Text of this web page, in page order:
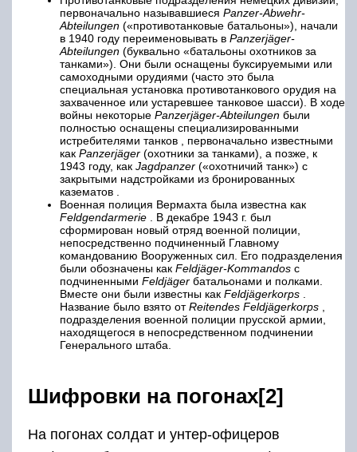
первоначально называвшиеся Panzer-Abwehr-
Abteilungen («противотанковые батальоны»), начали
в 1940 году переименовывать в Panzerjäger-
Abteilungen (буквально «батальоны охотников за
танками»). Они были оснащены буксируемыми или
самоходными орудиями (часто это была
специальная установка противотанкового орудия на
захваченное или устаревшее танковое шасси). В ходе
войны некоторые Panzerjäger-Abteilungen были
полностью оснащены специализированными
истребителями танков , первоначально известными
как Panzerjäger (охотники за танками), а позже, к
1943 году, как Jagdpanzer («охотничий танк») с
закрытыми надстройками из бронированных
казематов .
Военная полиция Вермахта была известна как
Feldgendarmerie . В декабре 1943 г. был
сформирован новый отряд военной полиции,
непосредственно подчиненный Главному
командованию Вооруженных сил. Его подразделения
были обозначены как Feldjäger-Kommandos с
подчиненными Feldjäger батальонами и полками.
Вместе они были известны как Feldjägerkorps
Название было взято отReitendes Feldjägerkorps
подразделения военной полиции прусской армии,
находящегося в непосредственном подчинении
Генерального штаба.
Шифровки на погонах[2]
На погонах солдат и унтер-офицеров